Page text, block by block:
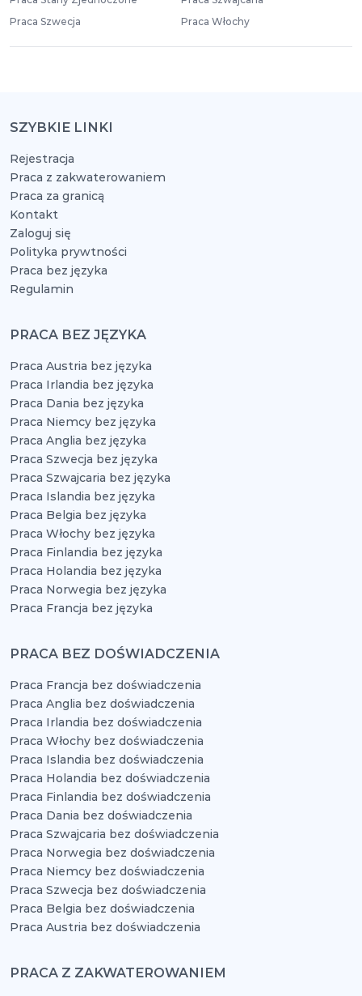
Praca Szwecja
Praca Włochy
SZYBKIE LINKI
Rejestracja
Praca z zakwaterowaniem
Praca za granicą
Kontakt
Zaloguj się
Polityka prywtności
Praca bez języka
Regulamin
PRACA BEZ JĘZYKA
Praca Austria bez języka
Praca Irlandia bez języka
Praca Dania bez języka
Praca Niemcy bez języka
Praca Anglia bez języka
Praca Szwecja bez języka
Praca Szwajcaria bez języka
Praca Islandia bez języka
Praca Belgia bez języka
Praca Włochy bez języka
Praca Finlandia bez języka
Praca Holandia bez języka
Praca Norwegia bez języka
Praca Francja bez języka
PRACA BEZ DOŚWIADCZENIA
Praca Francja bez doświadczenia
Praca Anglia bez doświadczenia
Praca Irlandia bez doświadczenia
Praca Włochy bez doświadczenia
Praca Islandia bez doświadczenia
Praca Holandia bez doświadczenia
Praca Finlandia bez doświadczenia
Praca Dania bez doświadczenia
Praca Szwajcaria bez doświadczenia
Praca Norwegia bez doświadczenia
Praca Niemcy bez doświadczenia
Praca Szwecja bez doświadczenia
Praca Belgia bez doświadczenia
Praca Austria bez doświadczenia
PRACA Z ZAKWATEROWANIEM